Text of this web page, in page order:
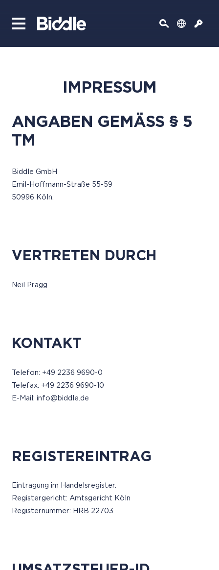
IMPRESSUM
ANGABEN GEMÄSS § 5
TM
Biddle GmbH
Emil-Hoffmann-Straße 55-59
50996 Köln.
VERTRETEN DURCH
Neil Pragg
KONTAKT
Telefon: +49 2236 9690-0
Telefax: +49 2236 9690-10
E-Mail: info@biddle.de
REGISTEREINTRAG
Eintragung im Handelsregister.
Registergericht: Amtsgericht Köln
Registernummer: HRB 22703